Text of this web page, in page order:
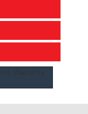
Warranty